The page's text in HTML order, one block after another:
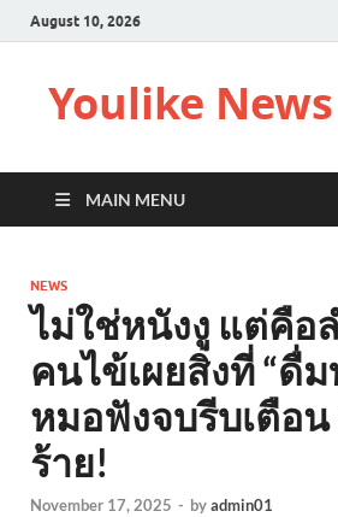
August 10, 2026
Youlike
MAIN MENU
NEWS
ไม่ใช่หนังงู แต่คือ
คนไข้เผยสิ่งที่ “ดื่
หมอฟังจบรีบเตือน
ร้าย!
November 17, 2025 - byadmin01